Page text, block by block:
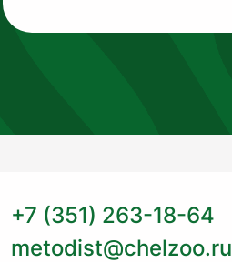
+7 (351) 263-18-64
metodist@chelzoo.ru